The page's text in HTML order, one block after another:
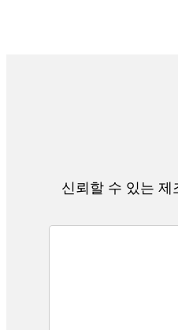
신뢰할 수 있는 제